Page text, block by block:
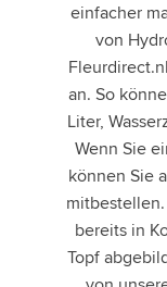
einfacher
von
an. So
Liter,
Wenn Sie
können Sie
bereits in
Topf